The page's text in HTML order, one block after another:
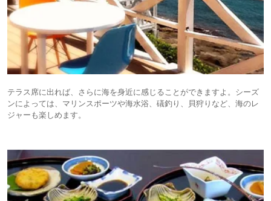
テラス席に出れば、さらに海を身近に感じることができますよ。シーズ
ンによっては、マリンスポーツや海水浴、礒釣り、貝狩りなど、海のレ
ジャーも楽しめます。